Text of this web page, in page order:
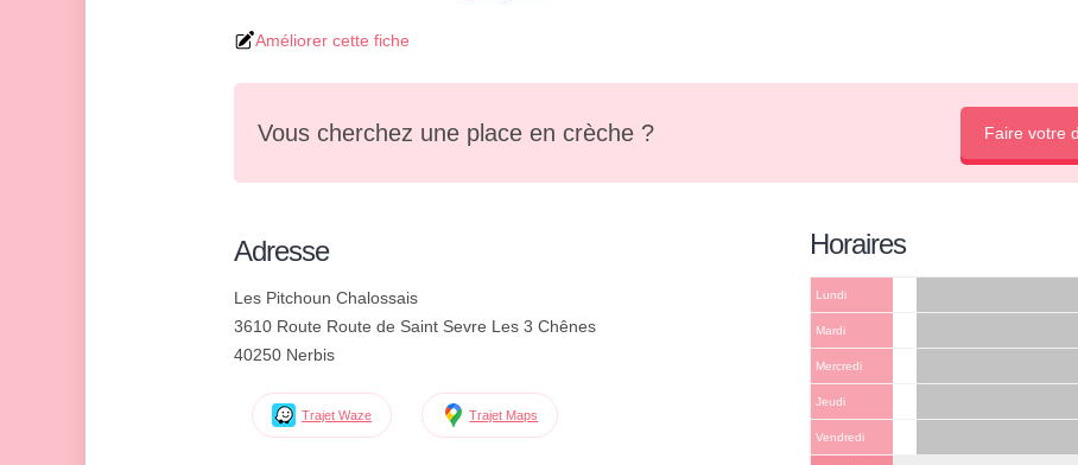
Améliorer cette fiche
Vous cherchez une place en crèche ? Faire votre
Adresse
Les Pitchoun Chalossais
3610 Route Route de Saint Sevre Les 3 Chênes
40250 Nerbis
Trajet Waze Trajet Maps
Horaires
Lundi
Mardi
Mercredi
Jeudi
Vendredi